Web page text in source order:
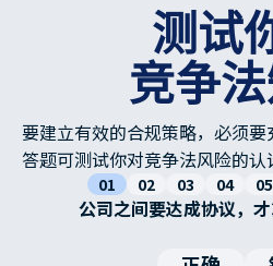
测试
竞争
要建立有效的合规策略，必须
答题可测试你对竞争法风险的认
01 02 03 04 05
公司之间要达成协议，才